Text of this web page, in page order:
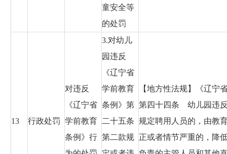
童安全等
的处罚
13 行政处罚
对违反
《辽宁省
学前教育
条例》行
3.对幼儿
园违反
《辽宁省
学前教育
条例》第
二十五条
第二款规
【地方性法规】《辽宁
第四十四条 幼儿园违
规定聘用人员的，由教
正或者情节严重的，降